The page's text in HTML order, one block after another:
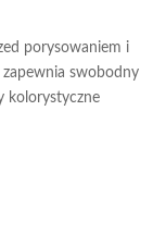
porysowaniem i
zapewnia swobodny
kolorystyczne